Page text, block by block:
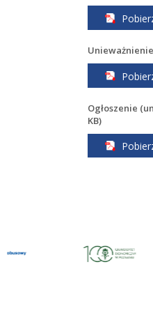
Ogłoszenie (unieważnienie postępowania) (112
KB)